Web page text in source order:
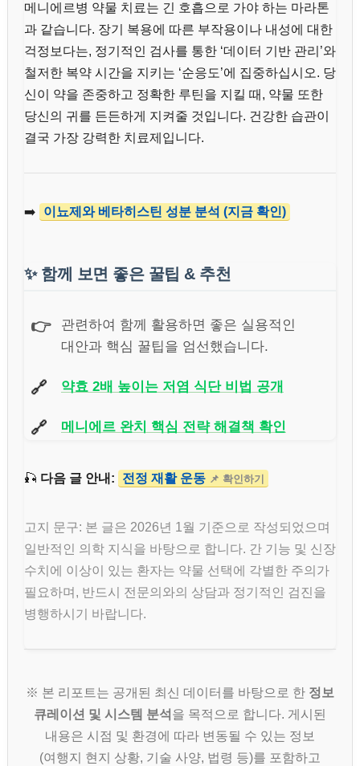
메니에르병 약물 치료는 긴 호흡으로 가야 하는 마라톤
과 같습니다. 장기 복용에 따른 부작용이나 내성에 대한
걱정보다는, 정기적인 검사를 통한 ‘데이터 기반 관리’와
철저한 복약 시간을 지키는 ‘순응도’에 집중하십시오. 당
신이 약을 존중하고 정확한 루틴을 지킬 때, 약물 또한
당신의 귀를 든든하게 지켜줄 것입니다. 건강한 습관이
결국 가장 강력한 치료제입니다.
➡️ 이뇨제와 베타히스틴 성분 분석 (지금 확인)
✨ 함께 보면 좋은 꿀팁 & 추천
👉
관련하여 함께 활용하면 좋은 실용적인
대안과 핵심 꿀팁을 엄선했습니다.
🔗 약효 2배 높이는 저염 식단 비법 공개
🔗 메니에르 완치 핵심 전략 해결책 확인
🎣 다음 글 안내: 전정 재활 운동 📌 확인하기
고지 문구: 본 글은 2026년 1월 기준으로 작성되었으며
일반적인 의학 지식을 바탕으로 합니다. 간 기능 및 신장
수치에 이상이 있는 환자는 약물 선택에 각별한 주의가
필요하며, 반드시 전문의와의 상담과 정기적인 검진을
병행하시기 바랍니다.
※ 본 리포트는 공개된 최신 데이터를 바탕으로 한 정보
큐레이션 및 시스템 분석 을 목적으로 합니다. 게시된
내용은 시점 및 환경에 따라 변동될 수 있는 정보
(여행지 현지 상황, 기술 사양, 법령 등)를 포함하고